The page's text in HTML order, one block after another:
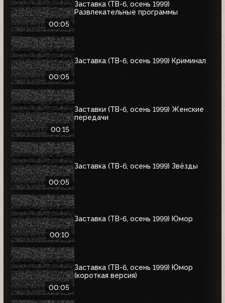
00:05
Заставка (ТВ-6, осень 1999)
Развлекательные программы
00:05
Заставка (ТВ-6, осень 1999) Криминал
00:15
Заставки (ТВ-6, осень 1999) Женские
передачи
00:05
Заставка (ТВ-6, осень 1999) Звёзды
00:10
Заставка (ТВ-6, осень 1999) Юмор
00:05
Заставка (ТВ-6, осень 1999) Юмор
(короткая версия)